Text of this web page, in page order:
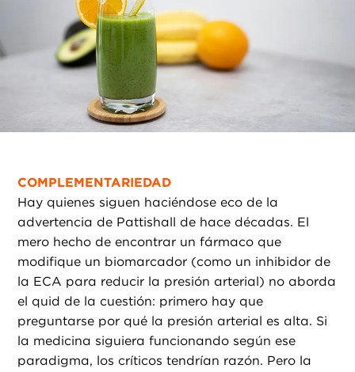
COMPLEMENTARIEDAD
Hay quienes siguen haciéndose eco de la
advertencia de Pattishall de hace décadas. El
mero hecho de encontrar un fármaco que
modifique un biomarcador (como un inhibidor de
la ECA para reducir la presión arterial) no aborda
el quid de la cuestión: primero hay que
preguntarse por qué la presión arterial es alta. Si
la medicina siguiera funcionando según ese
paradigma, los críticos tendrían razón. Pero la